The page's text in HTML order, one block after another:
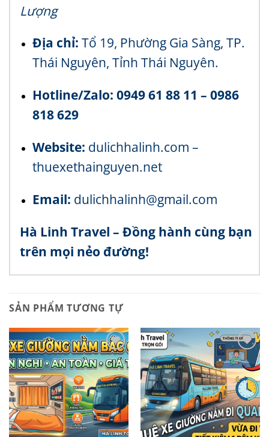
Lượng
Địa chỉ: Tổ 19, Phường Gia Sàng, TP.
Thái Nguyên, Tỉnh Thái Nguyên.
Hotline/Zalo: 0949 61 88 11 – 0986
818 629
Website: dulichhalinh.com –
thuexethainguyen.net
Email: dulichhalinh@gmail.com
Hà Linh Travel – Đồng hành cùng bạn
trên mọi nẻo đường!
SẢN PHẨM TƯƠNG TỰ
Yêu
Thích
Yêu
Thích